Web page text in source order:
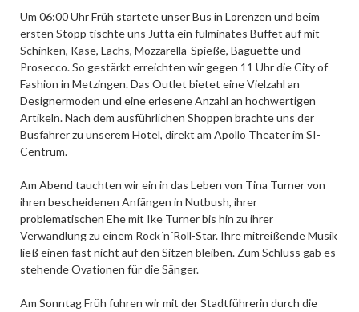
Um 06:00 Uhr Früh startete unser Bus in Lorenzen und beim
ersten Stopp tischte uns Jutta ein fulminates Buffet auf mit
Schinken, Käse, Lachs, Mozzarella-Spieße, Baguette und
Prosecco. So gestärkt erreichten wir gegen 11 Uhr die City of
Fashion in Metzingen. Das Outlet bietet eine Vielzahl an
Designermoden und eine erlesene Anzahl an hochwertigen
Artikeln. Nach dem ausführlichen Shoppen brachte uns der
Busfahrer zu unserem Hotel, direkt am Apollo Theater im SI-
Centrum.
Am Abend tauchten wir ein in das Leben von Tina Turner von
ihren bescheidenen Anfängen in Nutbush, ihrer
problematischen Ehe mit Ike Turner bis hin zu ihrer
Verwandlung zu einem Rock´n´Roll-Star. Ihre mitreißende Musik
ließ einen fast nicht auf den Sitzen bleiben. Zum Schluss gab es
stehende Ovationen für die Sänger.
Am Sonntag Früh fuhren wir mit der Stadtführerin durch die